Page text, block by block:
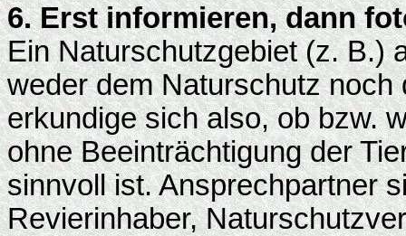
6. Erst informieren, dann
Ein Naturschutzgebiet (z. B.)
weder dem Naturschutz
erkundige sich also, ob bzw.
ohne Beeinträchtigung der
sinnvoll ist. Ansprechpartner
Revierinhaber,